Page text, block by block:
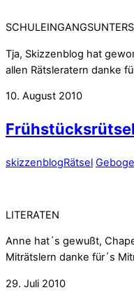
Tja, Skizzenblog hat
allen Rätsleratern danke
10. August 2010
Frühstücksrütsel
skizzenblogRätsel
LITERATEN
Anne hat´s gewußt,
Miträtslern danke für´s
29. Juli 2010